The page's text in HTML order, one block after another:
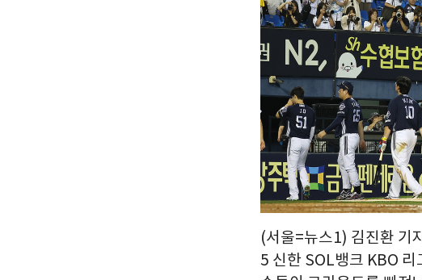
(서울=뉴스1) 김진환 기
5 신한 SOL뱅크 KBO